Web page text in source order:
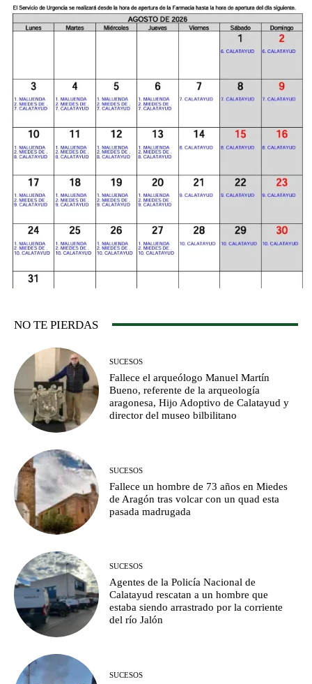
NO TE PIERDAS
SUCESOS
Fallece el arqueólogo Manuel Martín
Bueno, referente de la arqueología
aragonesa, Hijo Adoptivo de Calatayud y
director del museo bilbilitano
SUCESOS
Fallece un hombre de 73 años en Miedes
de Aragón tras volcar con un quad esta
pasada madrugada
SUCESOS
Agentes de la Policía Nacional de
Calatayud rescatan a un hombre que
estaba siendo arrastrado por la corriente
del río Jalón
SUCESOS